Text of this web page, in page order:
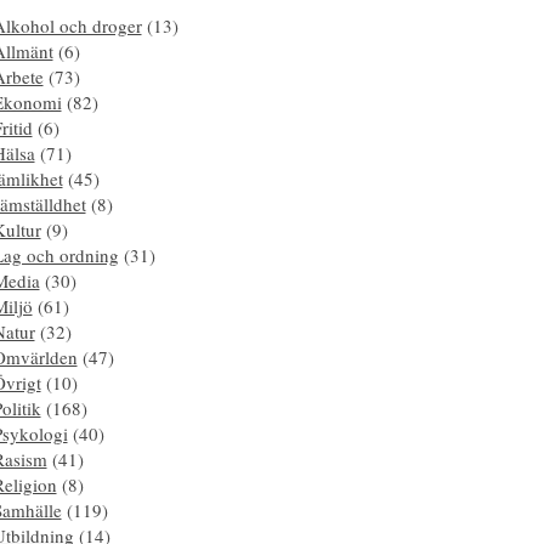
och droger(13)
(6)
(73)
(82)
(6)
(71)
(45)
(8)
(9)
och ordning (31)
(30)
(61)
(32)
(47)
(10)
(168)
(40)
(41)
(8)
(119)
(14)